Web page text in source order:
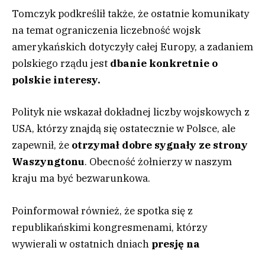
Tomczyk podkreślił także, że ostatnie komunikaty
na temat ograniczenia liczebność wojsk
amerykańskich dotyczyły całej Europy, a zadaniem
polskiego rządu jest dbanie konkretnie o
polskie interesy.
Polityk nie wskazał dokładnej liczby wojskowych z
USA, którzy znajdą się ostatecznie w Polsce, ale
zapewnił, że otrzymał dobre sygnały ze strony
Waszyngtonu. Obecność żołnierzy w naszym
kraju ma być bezwarunkowa.
Poinformował również, że spotka się z
republikańskimi kongresmenami, którzy
wywierali w ostatnich dniach presję na